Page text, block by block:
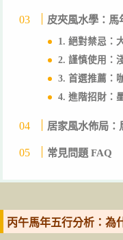
皮夾風水學：馬
1. 絕對禁忌：
2. 謹慎使用：
3. 首選推薦：
4. 進階招財：
居家風水佈局：
常見問題 FAQ
丙午馬年五行分析：為